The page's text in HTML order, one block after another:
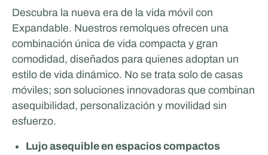
Descubra la nueva era de la vida móvil con
Expandable. Nuestros remolques ofrecen una
combinación única de vida compacta y gran
comodidad, diseñados para quienes adoptan un
estilo de vida dinámico. No se trata solo de casas
móviles; son soluciones innovadoras que combinan
asequibilidad, personalización y movilidad sin
esfuerzo.
Lujo asequible en espacios compactos